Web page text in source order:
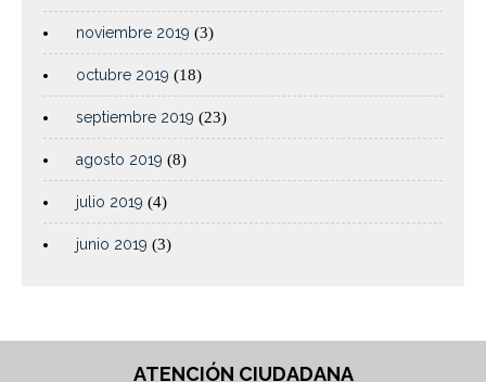
noviembre 2019 (3)
octubre 2019 (18)
septiembre 2019 (23)
agosto 2019 (8)
julio 2019 (4)
junio 2019 (3)
ATENCIÓN CIUDADANA